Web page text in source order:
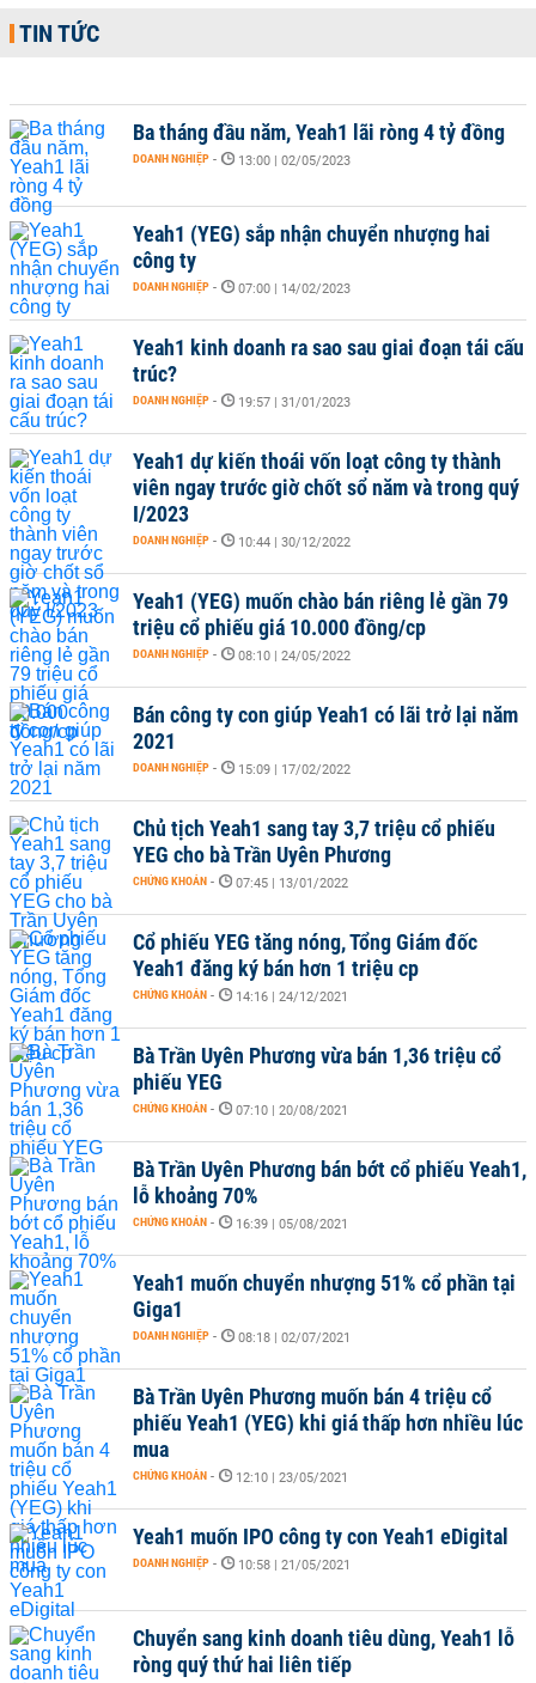
TIN TỨC
Ba tháng đầu năm, Yeah1 lãi ròng 4 tỷ đồng
DOANH NGHIỆP - 13:00 | 02/05/2023
Yeah1 (YEG) sắp nhận chuyển nhượng hai
công ty
DOANH NGHIỆP - 07:00 | 14/02/2023
Yeah1 kinh doanh ra sao sau giai đoạn tái cấu
trúc?
DOANH NGHIỆP - 19:57 | 31/01/2023
Yeah1 dự kiến thoái vốn loạt công ty thành
viên ngay trước giờ chốt sổ năm và trong quý
I/2023
DOANH NGHIỆP - 10:44 | 30/12/2022
Yeah1 (YEG) muốn chào bán riêng lẻ gần 79
triệu cổ phiếu giá 10.000 đồng/cp
DOANH NGHIỆP - 08:10 | 24/05/2022
Bán công ty con giúp Yeah1 có lãi trở lại năm
2021
DOANH NGHIỆP - 15:09 | 17/02/2022
Chủ tịch Yeah1 sang tay 3,7 triệu cổ phiếu
YEG cho bà Trần Uyên Phương
CHỨNG KHOÁN - 07:45 | 13/01/2022
Cổ phiếu YEG tăng nóng, Tổng Giám đốc
Yeah1 đăng ký bán hơn 1 triệu cp
CHỨNG KHOÁN - 14:16 | 24/12/2021
Bà Trần Uyên Phương vừa bán 1,36 triệu cổ
phiếu YEG
CHỨNG KHOÁN - 07:10 | 20/08/2021
Bà Trần Uyên Phương bán bớt cổ phiếu Yeah1,
lỗ khoảng 70%
CHỨNG KHOÁN - 16:39 | 05/08/2021
Yeah1 muốn chuyển nhượng 51% cổ phần tại
Giga1
DOANH NGHIỆP - 08:18 | 02/07/2021
Bà Trần Uyên Phương muốn bán 4 triệu cổ
phiếu Yeah1 (YEG) khi giá thấp hơn nhiều lúc
mua
CHỨNG KHOÁN - 12:10 | 23/05/2021
Yeah1 muốn IPO công ty con Yeah1 eDigital
DOANH NGHIỆP - 10:58 | 21/05/2021
Chuyển sang kinh doanh tiêu dùng, Yeah1 lỗ
ròng quý thứ hai liên tiếp